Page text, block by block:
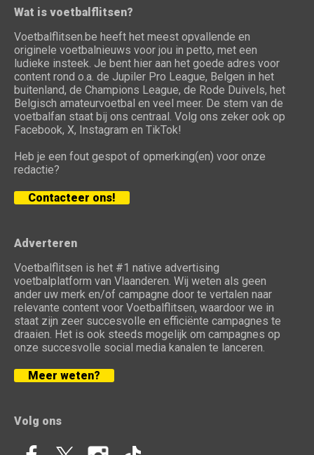
Wat is voetbalflitsen?
Voetbalflitsen.be heeft het meest opvallende en
originele voetbalnieuws voor jou in petto, met een
ludieke insteek. Je bent hier aan het goede adres voor
content rond o.a. de Jupiler Pro League, Belgen in het
buitenland, de Champions League, de Rode Duivels, het
Belgisch amateurvoetbal en veel meer. De stem van de
voetbalfan staat bij ons centraal. Volg ons zeker ook op
Facebook, X, Instagram en TikTok!
Heb je een fout gespot of opmerking(en) voor onze
redactie?
Contacteer ons!
Adverteren
Voetbalflitsen is het #1 native advertising
voetbalplatform van Vlaanderen. Wij weten als geen
ander uw merk en/of campagne door te vertalen naar
relevante content voor Voetbalflitsen, waardoor we in
staat zijn zeer succesvolle en efficiënte campagnes te
draaien. Het is ook steeds mogelijk om campagnes op
onze succesvolle social media kanalen te lanceren.
Meer weten?
Volg ons